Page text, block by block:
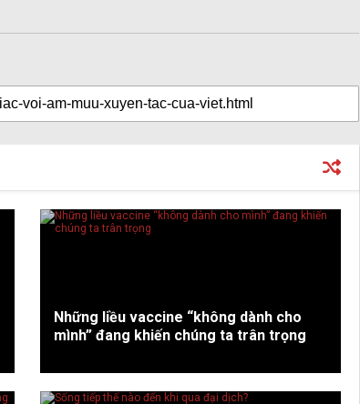
Những liều vaccine “không dành cho
mình” đang khiến chúng ta trân trọng